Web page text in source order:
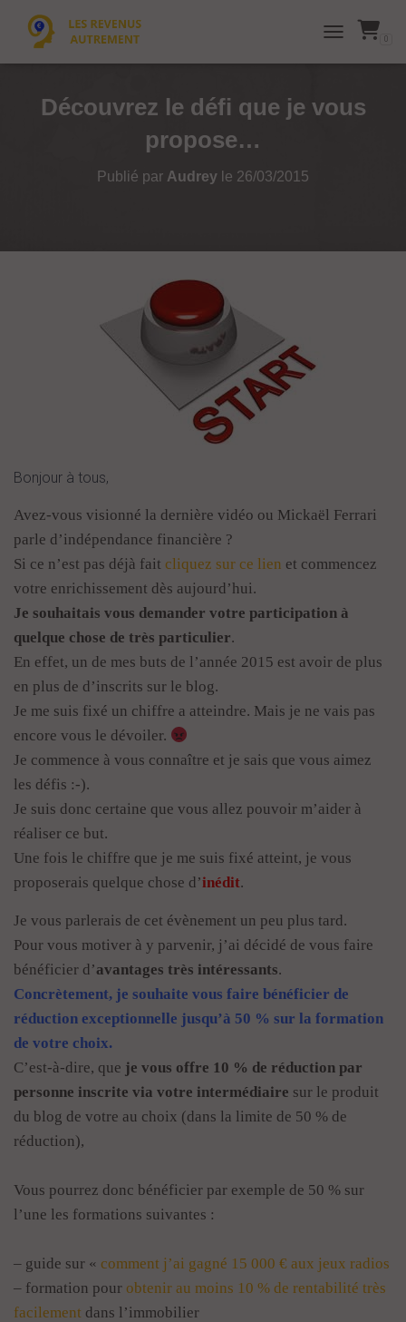
TOGGLE 0
Découvrez le défi que je vous
propose…
Publié par Audrey le 26/03/2015
Bonjour à tous,
Avez-vous visionné la dernière vidéo ou Mickaël Ferrari
parle d’indépendance financière ?
Si ce n’est pas déjà fait cliquez sur ce lien et commencez
votre enrichissement dès aujourd’hui.
Je souhaitais vous demander votre participation à
quelque chose de très particulier.
En effet, un de mes buts de l’année 2015 est avoir de plus
en plus de d’inscrits sur le blog.
Je me suis fixé un chiffre a atteindre. Mais je ne vais pas
encore vous le dévoiler.
Je commence à vous connaître et je sais que vous aimez
les défis :-).
Je suis donc certaine que vous allez pouvoir m’aider à
réaliser ce but.
Une fois le chiffre que je me suis fixé atteint, je vous
proposerais quelque chose d’inédit.
Je vous parlerais de cet évènement un peu plus tard.
Pour vous motiver à y parvenir, j’ai décidé de vous faire
bénéficier d’avantages très intéressants.
Concrètement, je souhaite vous faire bénéficier de
réduction exceptionnelle jusqu’à 50 % sur la formation
de votre choix.
C’est-à-dire, que je vous offre 10 % de réduction par
personne inscrite via votre intermédiaire sur le produit
du blog de votre au choix (dans la limite de 50 % de
réduction),
Vous pourrez donc bénéficier par exemple de 50 % sur
l’une les formations suivantes :
– guide sur « comment j’ai gagné 15 000 € aux jeux radios
– formation pour obtenir au moins 10 % de rentabilité très
facilement dans l’immobilier